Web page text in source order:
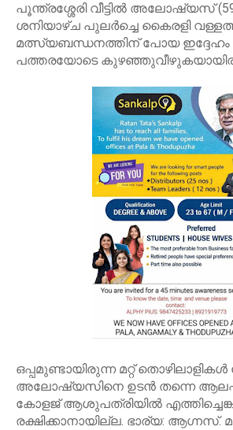
പൂന്ത്രശ്ശേരി വീട്ടിൽ അലോഷ്യസ്
ശനിയാഴ്ച പുലർച്ചെ കൈരളി
മത്സ്യബന്ധനത്തിന് പോയ ഇദ്ദേഹം
പത്തരയോടെ
ഒപ്പമുണ്ടായിരുന്ന മറ്റ് തൊഴിലാളികൾ
അലോഷ്യസിനെ ഉടൻ തന്നെ
കോളജ് ആശുപത്രിയിൽ
രക്ഷിക്കാനായില്ല. ഭാര്യ: ആഗ്നസ്.